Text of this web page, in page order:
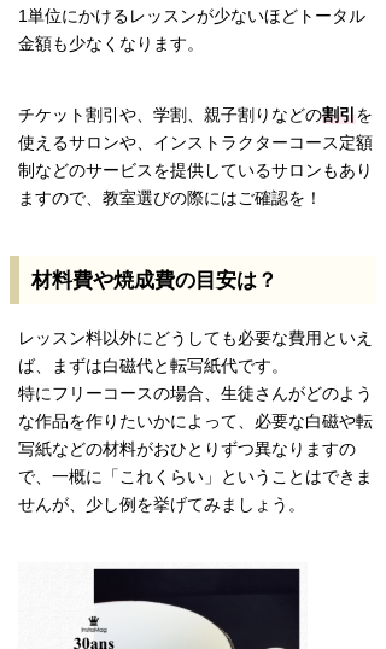
1単位にかけるレッスンが少ないほどトータル
金額も少なくなります。
チケット割引や、学割、親子割りなどの割引 を
使えるサロンや、インストラクターコース定額
制などのサービスを提供しているサロンもあり
ますので、教室選びの際にはご確認を！
材料費や焼成費の目安は？
レッスン料以外にどうしても必要な費用といえ
ば、まずは白磁代と転写紙代です。
特にフリーコースの場合、生徒さんがどのよう
な作品を作りたいかによって、必要な白磁や転
写紙などの材料がおひとりずつ異なりますの
で、一概に「これくらい」ということはできま
せんが、少し例を挙げてみましょう。